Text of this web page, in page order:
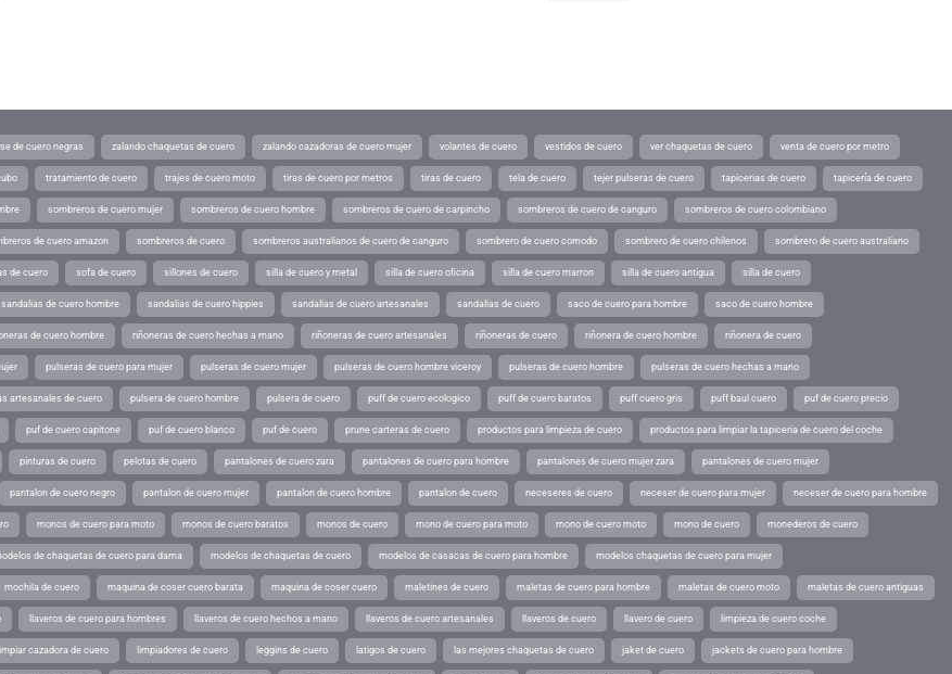
de cuero negras zalando chaquetas de cuero zalando cazadoras de cuero mujer volantes de cuero vestidos de cuero ver chaquetas de cuero venta de cuero por metro
tratamiento de cuero trajes de cuero moto tiras de cuero por metros tiras de cuero tela de cuero tejer pulseras de cuero tapicerias de cuero tapicería de cuero
sombreros de cuero mujer sombreros de cuero hombre sombreros de cuero de carpincho sombreros de cuero de canguro sombreros de cuero colombiano
de cuero amazon sombreros de cuero sombreros australianos de cuero de canguro sombrero de cuero comodo sombrero de cuero chilenos sombrero de cuero australiano
de cuero sofa de cuero sillones de cuero silla de cuero y metal silla de cuero oficina silla de cuero marron silla de cuero antigua silla de cuero
sandalias de cuero hombre sandalias de cuero hippies sandalias de cuero artesanales sandalias de cuero saco de cuero para hombre saco de cuero hombre
de cuero hombre riñoneras de cuero hechas a mano riñoneras de cuero artesanales riñoneras de cuero riñonera de cuero hombre riñonera de cuero
pulseras de cuero para mujer pulseras de cuero mujer pulseras de cuero hombre viceroy pulseras de cuero hombre pulseras de cuero hechas a mano
artesanales de cuero pulsera de cuero hombre pulsera de cuero puff de cuero ecologico puff de cuero baratos puff cuero gris puff baul cuero puf de cuero precio
puf de cuero capitone puf de cuero blanco puf de cuero prune carteras de cuero productos para limpieza de cuero productos para limpiar la tapiceria de cuero del coche
pinturas de cuero pelotas de cuero pantalones de cuero zara pantalones de cuero para hombre pantalones de cuero mujer zara pantalones de cuero mujer
pantalon de cuero negro pantalon de cuero mujer pantalon de cuero hombre pantalon de cuero neceseres de cuero neceser de cuero para mujer neceser de cuero para hombre
monos de cuero para moto monos de cuero baratos monos de cuero mono de cuero para moto mono de cuero moto mono de cuero monederos de cuero
de chaquetas de cuero para dama modelos de chaquetas de cuero modelos de casacas de cuero para hombre modelos chaquetas de cuero para mujer
mochila de cuero maquina de coser cuero barata maquina de coser cuero maletines de cuero maletas de cuero para hombre maletas de cuero moto maletas de cuero antiguas
llaveros de cuero para hombres llaveros de cuero hechos a mano llaveros de cuero artesanales llaveros de cuero llavero de cuero limpieza de cuero coche
limpiar cazadora de cuero limpiadores de cuero leggins de cuero latigos de cuero las mejores chaquetas de cuero jaket de cuero jackets de cuero para hombre